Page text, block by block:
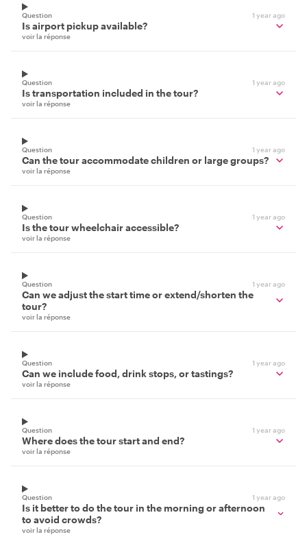
Question 1 year ago
Is airport pickup available?
voir la réponse
Question 1 year ago
Is transportation included in the tour?
voir la réponse
Question 1 year ago
Can the tour accommodate children or large groups?
voir la réponse
Question 1 year ago
Is the tour wheelchair accessible?
voir la réponse
Question 1 year ago
Can we adjust the start time or extend/shorten the
tour?
voir la réponse
Question 1 year ago
Can we include food, drink stops, or tastings?
voir la réponse
Question 1 year ago
Where does the tour start and end?
voir la réponse
Question 1 year ago
Is it better to do the tour in the morning or afternoon
to avoid crowds?
voir la réponse